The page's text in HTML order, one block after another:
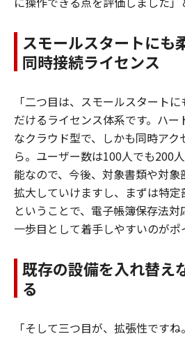
スモールスタートにも
同時接続ライセンス
「二つ目は、スモールスタート
だけるライセンス体系です。ハ
なクラウド型で、しかも同時ア
ら。ユーザー数は100人でも200
能なので、今後、対象書類や対象
拡大していけますし、まずは特
ということで、電子帳簿保存法
一歩目として着手しやすいのがポ
既存の設備を入れ替え
る
「そして三つ目が、拡張性です